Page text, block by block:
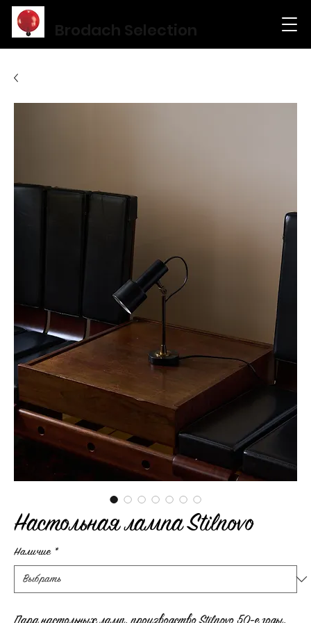
Brodach Selection
Настольная лампа Stilnovo
Наличие *
Пара настольных ламп, производство Stilnovo 50-е годы,